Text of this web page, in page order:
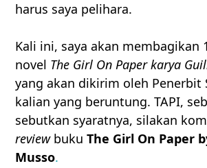
harus saya pelihara.
Kali ini, saya akan membagikan
novel The Girl On Paper karya
yang akan dikirim oleh Penerbit
kalian yang beruntung. TAPI,
sebutkan syaratnya, silakan
review buku The Girl On Paper
Musso.